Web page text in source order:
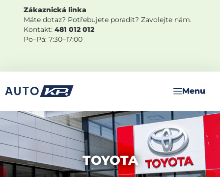
Zákaznická linka
Máte dotaz? Potřebujete poradit? Zavolejte nám.
Kontakt: 481 012 012
Po–Pá: 7:30–17:00
TOYOTA